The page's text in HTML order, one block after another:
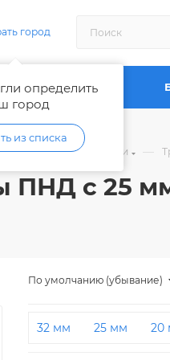
город
определить
город
из списка
Как купить
пластиковые, шланги —
ПНД с 25
По умолчанию (убывание)
32 мм 25 мм 20